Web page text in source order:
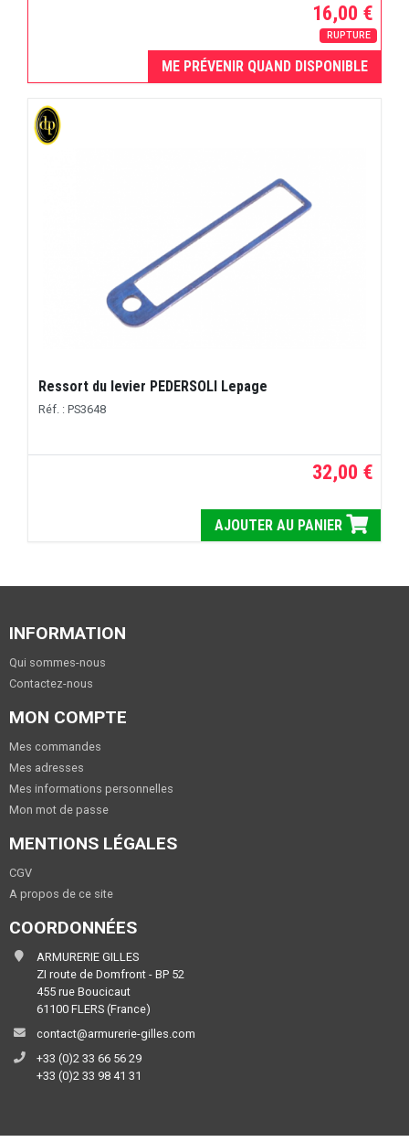
16,00 €
RUPTURE
ME PRÉVENIR QUAND DISPONIBLE
Ressort du levier PEDERSOLI Lepage
Réf. : PS3648
32,00 €
AJOUTER AU PANIER
INFORMATION
Qui sommes-nous
Contactez-nous
MON COMPTE
Mes commandes
Mes adresses
Mes informations personnelles
Mon mot de passe
MENTIONS LÉGALES
CGV
A propos de ce site
COORDONNÉES
ARMURERIE GILLES
ZI route de Domfront - BP 52
455 rue Boucicaut
61100 FLERS (France)
contact@armurerie-gilles.com
+33 (0)2 33 66 56 29
+33 (0)2 33 98 41 31